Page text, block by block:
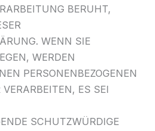
BERUHT,
WENN SIE
WERDEN
PERSONENBEZOGENEN
ES SEI
SCHUTZWÜRDIGE